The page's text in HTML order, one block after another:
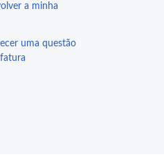
a minha
uma questão